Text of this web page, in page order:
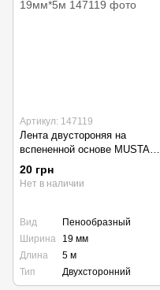
Артикул: 147119
Лента двустороняя на
вспененной основе MUSTANG
STANDART 19мм*5м
20 грн
Нет в наличии
Вид
Пенообразный
Ширина
19 мм
Длина
5 м
Тип
Двухсторонний